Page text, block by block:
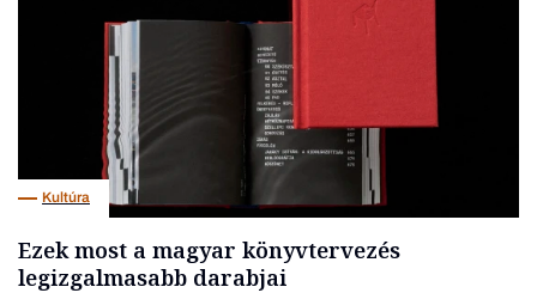
Kultúra
Ezek most a magyar könyvtervezés
legizgalmasabb darabjai